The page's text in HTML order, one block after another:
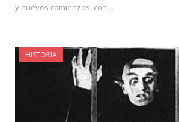
y nuevos comienzos, con…
HISTORIA